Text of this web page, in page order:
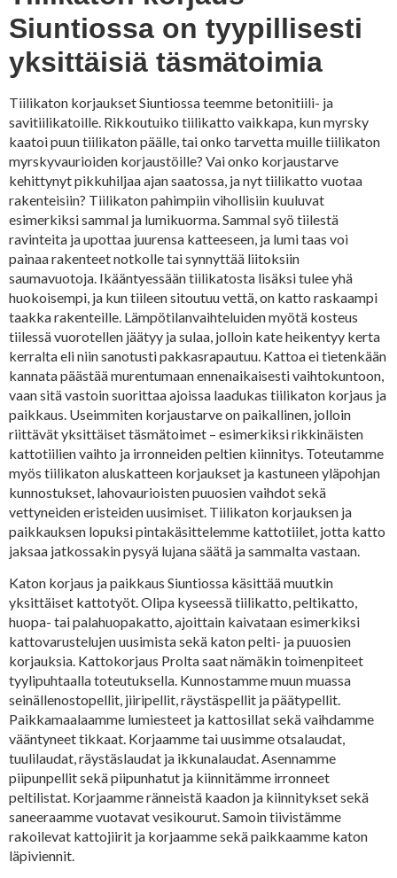
Siuntiossa on tyypillisesti
yksittäisiä täsmätoimia
Tiilikaton korjaukset Siuntiossa teemme betonitiili- ja
savitiilikatoille. Rikkoutuiko tiilikatto vaikkapa, kun myrsky
kaatoi puun tiilikaton päälle, tai onko tarvetta muille tiilikaton
myrskyvaurioiden korjaustöille? Vai onko korjaustarve
kehittynyt pikkuhiljaa ajan saatossa, ja nyt tiilikatto vuotaa
rakenteisiin? Tiilikaton pahimpiin vihollisiin kuuluvat
esimerkiksi sammal ja lumikuorma. Sammal syö tiilestä
ravinteita ja upottaa juurensa katteeseen, ja lumi taas voi
painaa rakenteet notkolle tai synnyttää liitoksiin
saumavuotoja. Ikääntyessään tiilikatosta lisäksi tulee yhä
huokoisempi, ja kun tiileen sitoutuu vettä, on katto raskaampi
taakka rakenteille. Lämpötilanvaihteluiden myötä kosteus
tiilessä vuorotellen jäätyy ja sulaa, jolloin kate heikentyy kerta
kerralta eli niin sanotusti pakkasrapautuu. Kattoa ei tietenkään
kannata päästää murentumaan ennenaikaisesti vaihtokuntoon,
vaan sitä vastoin suorittaa ajoissa laadukas tiilikaton korjaus ja
paikkaus. Useimmiten korjaustarve on paikallinen, jolloin
riittävät yksittäiset täsmätoimet – esimerkiksi rikkinäisten
kattotiilien vaihto ja irronneiden peltien kiinnitys. Toteutamme
myös tiilikaton aluskatteen korjaukset ja kastuneen yläpohjan
kunnostukset, lahovaurioisten puuosien vaihdot sekä
vettyneiden eristeiden uusimiset. Tiilikaton korjauksen ja
paikkauksen lopuksi pintakäsittelemme kattotiilet, jotta katto
jaksaa jatkossakin pysyä lujana säätä ja sammalta vastaan.
Katon korjaus ja paikkaus Siuntiossa käsittää muutkin
yksittäiset kattotyöt. Olipa kyseessä tiilikatto, peltikatto,
huopa- tai palahuopakatto, ajoittain kaivataan esimerkiksi
kattovarustelujen uusimista sekä katon pelti- ja puuosien
korjauksia. Kattokorjaus Prolta saat nämäkin toimenpiteet
tyylipuhtaalla toteutuksella. Kunnostamme muun muassa
seinällenostopellit, jiiripellit, räystäspellit ja päätypellit.
Paikkamaalaamme lumiesteet ja kattosillat sekä vaihdamme
vääntyneet tikkaat. Korjaamme tai uusimme otsalaudat,
tuulilaudat, räystäslaudat ja ikkunalaudat. Asennamme
piipunpellit sekä piipunhatut ja kiinnitämme irronneet
peltilistat. Korjaamme ränneistä kaadon ja kiinnitykset sekä
saneeraamme vuotavat vesikourut. Samoin tiivistämme
rakoilevat kattojiirit ja korjaamme sekä paikkaamme katon
läpiviennit.